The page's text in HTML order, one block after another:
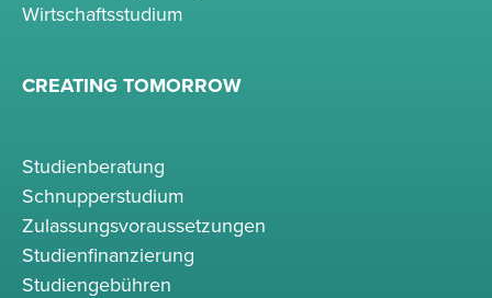
Wirtschaftsstudium
CREATING TOMORROW
Studienberatung
Schnupperstudium
Zulassungsvoraussetzungen
Studienfinanzierung
Studiengebühren